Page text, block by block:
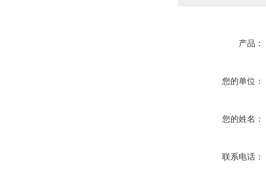
产品：
您的单位：
您的姓名：
联系电话：